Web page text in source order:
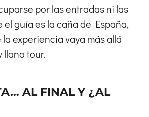
por las entradas ni las
el guía es la caña de España,
experiencia vaya más allá
llano tour.
AL FINAL Y ¿AL